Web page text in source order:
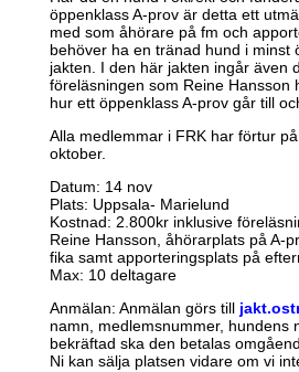
öppenklass A-prov är detta ett
med som åhörare på fm och
behöver ha en tränad hund i minst
jakten. I den här jakten ingår även
föreläsningen som Reine Hansson
hur ett öppenklass A-prov går till
Alla medlemmar i FRK har förtur
oktober.
Datum: 14 nov
Plats: Uppsala- Marielund
Kostnad: 2.800kr inklusive
Reine Hansson, åhörarplats på A-
fika samt apporteringsplats på
Max: 10 deltagare
Anmälan: Anmälan görs till
namn, medlemsnummer, hundens
bekräftad ska den betalas
Ni kan sälja platsen vidare om vi